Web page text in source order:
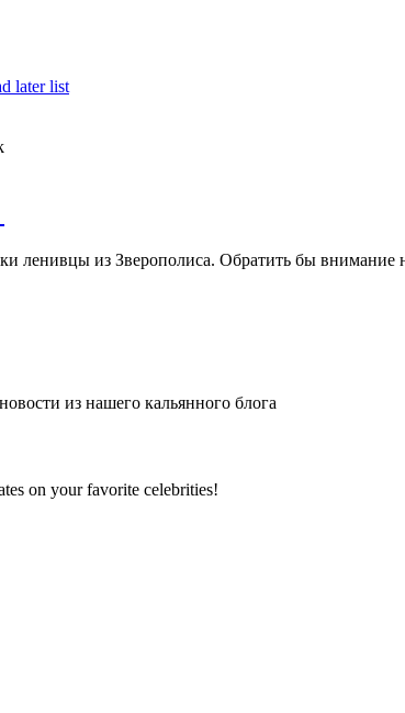
later list
ленивцы из Зверополиса. Обратить бы внимание
из нашего кальянного блога
on your favorite celebrities!